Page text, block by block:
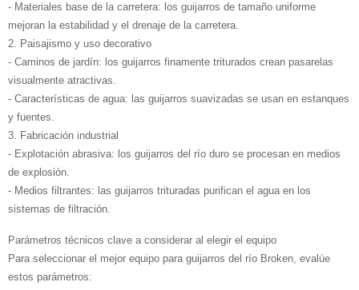
- Materiales base de la carretera: los guijarros de tamaño uniforme
mejoran la estabilidad y el drenaje de la carretera.
2. Paisajismo y uso decorativo
- Caminos de jardín: los guijarros finamente triturados crean pasarelas
visualmente atractivas.
- Características de agua: las guijarros suavizadas se usan en estanques
y fuentes.
3. Fabricación industrial
- Explotación abrasiva: los guijarros del río duro se procesan en medios
de explosión.
- Medios filtrantes: las guijarros trituradas purifican el agua en los
sistemas de filtración.
Parámetros técnicos clave a considerar al elegir el equipo
Para seleccionar el mejor equipo para guijarros del río Broken, evalúe
estos parámetros: